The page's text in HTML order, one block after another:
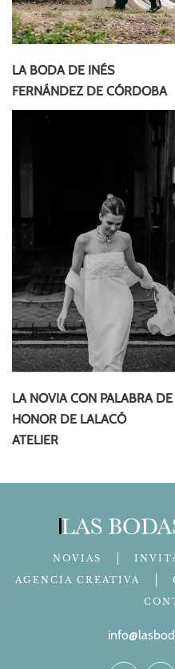
LA BODA DE INÉS
FERNÁNDEZ DE CÓRDOBA
LA NOVIA CON PALABRA DE
HONOR DE LALACÓ
ATELIER
NOVIAS
AGENCIA CREATIVA